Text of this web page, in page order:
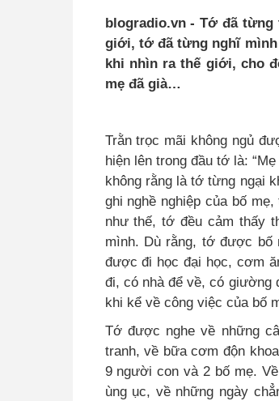
blogradio.vn - Tớ đã
giới, tớ đã từng nghĩ
khi nhìn ra thế giới, cho
mẹ đã già…
Trằn trọc mãi không ngủ
hiện lên trong đầu tớ là:
không rằng là tớ từng ngại
ghi nghề nghiệp của bố
như thế, tớ đều cảm thấy
mình. Dù rằng, tớ được bố
được đi học đại học, cơm
đi, có nhà để về, có giường
khi kể về công việc của bố
Tớ được nghe về những
tranh, về bữa cơm độn
9 người con và 2 bố mẹ.
ùng ục, về những ngày